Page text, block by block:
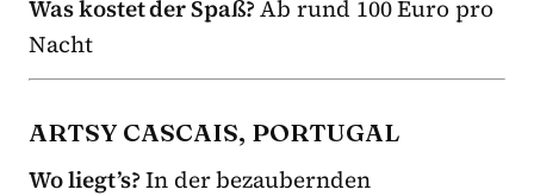
Was kostet der Spaß?Ab rund 100 Euro pro
Nacht
ARTSY CASCAIS, PORTUGAL
Wo liegt’s? In der bezaubernden